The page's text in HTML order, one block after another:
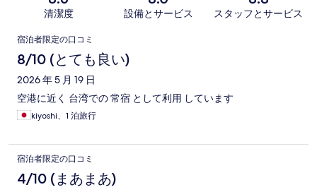
清潔度 設備とサービス スタッフとサービス
口
コ
ミ
宿泊者限定の口コミ
8/10 (とても良い)
2026 年 5 月 19 日
空港に近く 台湾での 常宿 として利用 しています
kiyoshi、1 泊旅行
宿泊者限定の口コミ
4/10 (まあまあ)